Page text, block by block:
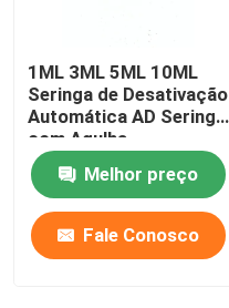
1ML 3ML 5ML 10ML
Seringa de Desativação
Automática AD Seringa
com Agulha
Melhor preço
Fale Conosco